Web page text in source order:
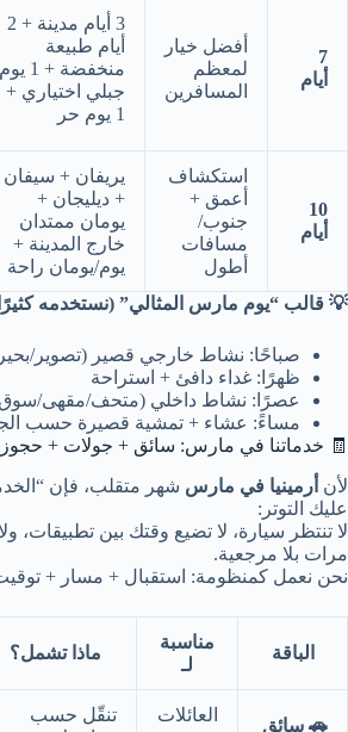
7
أيام
أفضل خيار
لمعظم
المسافرين
3 أيام مدينة + 2
أيام طبيعة
منخفضة + 1 يوم
جبلي اختياري +
1 يوم حر
10
أيام
استكشاف
أعمق +
جنوب/
مسافات
أطول
يريفان + سيفان
+ ديليجان +
يومان ممتدان
خارج المدينة +
يوم/يومان راحة
💡 قالب “يوم مارس المثالي” (نستخدمه
صباحًا: نشاط خارجي قصير (تصوير/
ظهرًا: غداء دافئ + استراحة
عصرًا: نشاط داخلي (متحف/مقهى/
مساءً: عشاء + تمشية قصيرة حسب
🧾 خدماتنا في مارس: سائق + جولات +
لأن أرمينيا في مارس شهر متقلب، فإن
عليك التوتر:
لا تنتظر سيارة، لا تضيع وقتك بين
مرات بلا مرجعية.
نحن نعمل كمنظومة: استقبال + مسار + توقيت
الباقة
مناسبة
لـ
ماذا تشمل؟
🚗 سائق
العائلات
تنقّل حسب